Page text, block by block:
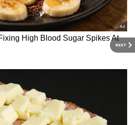
NEXT
கொஞ்சம் விரிவாப்
பாராட்டப்பட்ட
பிறகு, முரளி கோபி
கிருஷ்ணகுமார் இந்தப்
நம்ம தமிழ்
இதுல ஹீரோ. ஒரு தமிழ்
அவர் நடிக்கிறார்.
ஆண்டனி’